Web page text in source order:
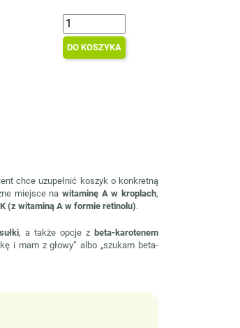
DO KOSZYKA
chce uzupełnić koszyk o konkretną
miejsce nawitaminę A w kroplach,
(z witaminą A w formie retinolu).
, a także opcje zbeta-karotenem
i mam z głowy” albo „szukam beta-